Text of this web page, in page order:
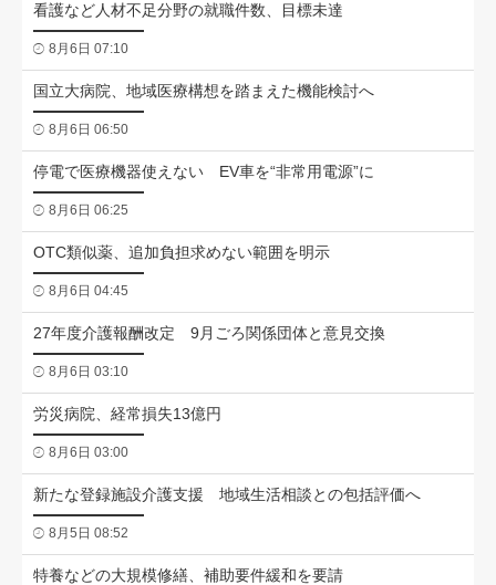
看護など人材不足分野の就職件数、目標未達
8月6日 07:10
国立大病院、地域医療構想を踏まえた機能検討へ
8月6日 06:50
停電で医療機器使えない EV車を“非常用電源”に
8月6日 06:25
OTC類似薬、追加負担求めない範囲を明示
8月6日 04:45
27年度介護報酬改定 9月ごろ関係団体と意見交換
8月6日 03:10
労災病院、経常損失13億円
8月6日 03:00
新たな登録施設介護支援 地域生活相談との包括評価へ
8月5日 08:52
特養などの大規模修繕、補助要件緩和を要請